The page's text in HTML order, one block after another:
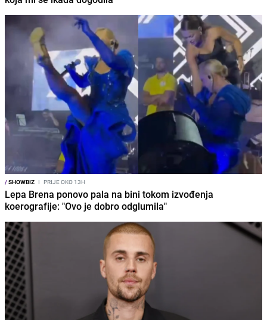
/SHOWBIZ I PRIJE OKO 13H
Lepa Brena ponovo pala na bini tokom izvođenja
koerografije: "Ovo je dobro odglumila"